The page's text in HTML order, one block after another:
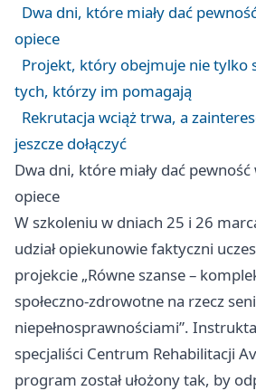
Dwa dni, które miały dać
opiece
Projekt, który obejmuje nie tylko
tych, którzy im pomagają
Rekrutacja wciąż trwa, a
jeszcze dołączyć
Dwa dni, które miały dać
opiece
W szkoleniu w dniach 25 i 26
udział opiekunowie faktyczni
projekcie „Równe szanse –
społeczno-zdrowotne na rzecz
niepełnosprawnościami”.
specjaliści Centrum Rehabilitacji
program został ułożony tak, by